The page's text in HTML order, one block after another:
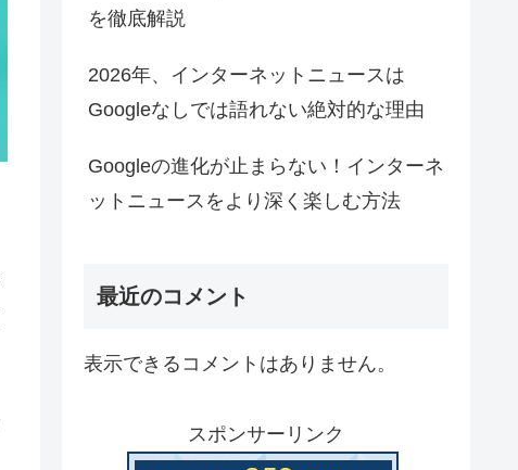
を徹底解説
2026年、インターネットニュースは
Googleなしでは語れない絶対的な理由
Googleの進化が止まらない！インターネ
ットニュースをより深く楽しむ方法
最近のコメント
表示できるコメントはありません。
スポンサーリンク